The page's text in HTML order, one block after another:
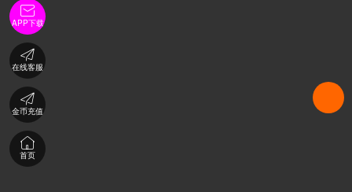

APP下载

在线客服

金币充值

首页